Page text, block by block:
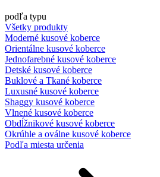
podľa typu
Všetky produkty
Moderné kusové koberce
Orientálne kusové koberce
Jednofarebné kusové koberce
Detské kusové koberce
Buklové a Tkané koberce
Luxusné kusové koberce
Shaggy kusové koberce
Vlnené kusové koberce
Obdĺžnikové kusové koberce
Okrúhle a oválne kusové koberce
Podľa miesta určenia